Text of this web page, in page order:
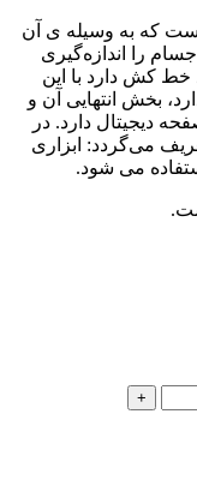
است که به وسیله ی آن
را اندازه‌گیری
خط کش دارد با این
بخش انتهایی آن و
دیجیتال دارد. در
می‌گردد: ابزاری
می شود.